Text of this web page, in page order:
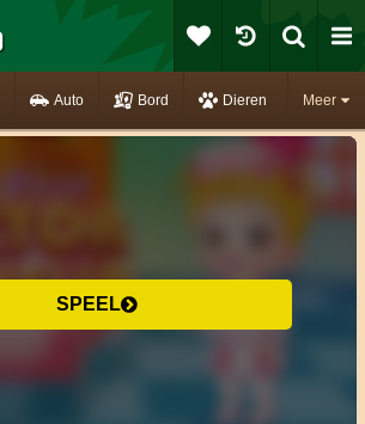
Meer
Auto Bord Dieren
SPEEL